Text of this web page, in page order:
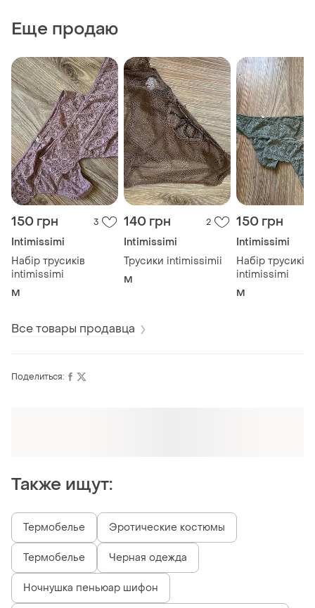
Еще продаю
150 грн 3
Intimissimi
Набір трусиків
intimissimi
M
140 грн 2
Intimissimi
Трусики intimissimii
M
150 грн
Intimissimi
Набір трусиків
intimissimi
M
Все товары продавца
Поделиться:
Также ищут:
Термобелье Эротические костюмы
Термобелье Черная одежда
Ночнушка пеньюар шифон